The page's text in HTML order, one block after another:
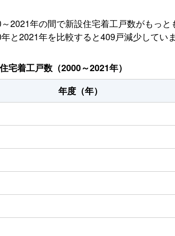
2021年の間で新設住宅着工戸数がもっ
と2021年を比較すると409戸減少していま
宅着工戸数（2000～2021年）
年度（年）